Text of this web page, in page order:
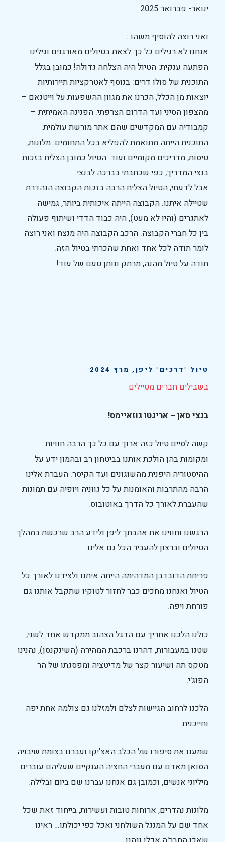
ינואר- פברואר 2025
ואני רוצה להוסיף משהו :
אנחנו לא רגילים כל כך לצאת בטיולים מאורגנים וגילינו
הפתעה ענקית: הטיול היה הצלחה גדולה! כמובן בגלל
התוכנית של סולו דרים: בנוסף לאטרקציות תיירותיות
יוצאות מן הכלל, הכרנו את מגוון ההשפעות על וייטנאם –
מהצפון הסיני ועד הדרום הצרפתי. הפנינה האמיתית –
קמבודיה עם המקדשים שהם אתר מורשת עולמית.
התוכנית הייתה מתואמת להפליא בכל התחומים: מלונות,
טיסות, מדריכים מקומיים ועוד. הטיול כמובן הצליח בזכות
בנצי המדריך, כפי שכתבתי בברכה לבנצי.
אבל לדעתי, הטיול הצליח הרבה בזכות הקבוצה הנהדרת
שטיילה איתנו. הקבוצה הייתה איכותית ביותר, גמישה
לאתגרים (והיו לא מעט), היה כבוד הדדי ושיתוף פעולה
בין כל חברי הקבוצה. הרכב הקבוצה היה מנצח ואני רוצה
לומר תודה לכל אחד ואחת שהכרתי בטיול הזה.
תודה על טיול מהנה, מרתק ונותן טעם של עוד!
טיול "דרכים" ליפן, מרץ 2024
בשבילים חברים מטיילים
בנצי סאן – אריגטו גוזאיימס!
קשה לסיים טיול כזה ארוך עם כל כך הרבה חוויות
ומקומות בהן הולכת אותנו בביטחון רב ובהמון ידע על
ההיסטוריה היפנית מהשוגונים ועד הקיסר. העברת אלינו
הרבה מהתרבות והאומנות על כל גווניה ויופיה עם תמונות
שהעברת לאורך כל הדרך באוטובוס.
הרגשנו וחווינו את אהבתך ליפן ולידע הרב שרכשת במהלך
הטיולים וברצון להעביר הכל גם אלינו.
פריחת הדובדבן המדהימה הייתה איתנו ולצידנו לאורך כל
הטיול ואנחנו מחכים כבר לחזור לטוקיו שתקבל אותנו גם
פורחת ויפה.
כולנו הלכנו אחריך עם הדגל הצהוב ממקדש אחד לשני,
שטנו במעבורות, דהרנו ברכבת המהירה (השינקנסן), נהנינו
מטקס תה ושיעור קצר של מדיטציה ומפסגתו של הר
הפוג'י.
הלכנו לרחוב הגיישות לצלם ולמזלנו גם צולמה אחת יפה
וחייכנית.
שמענו את סיפורו של הכלב האצ'יקו ועברנו בצומת שיבויה
הסואן מאדם עם מעברי החציה הענקיים שעליהם עוברים
מיליוני אנשים, וכמובן גם אנחנו עברנו שם ביום ובלילה.
מלונות נהדרים, ארוחות טובות ועשירות, בייחוד זאת שכל
אחד שם על המנגל השולחני ואכל כפי יכולתו… ראינו